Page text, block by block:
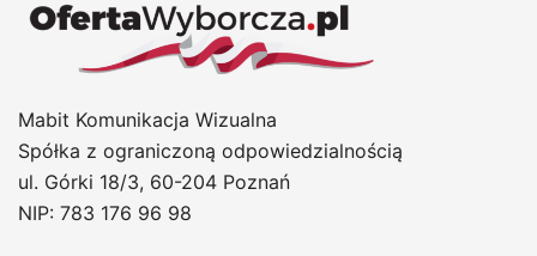
Mabit Komunikacja Wizualna
Spółka z ograniczoną odpowiedzialnością
ul. Górki 18/3, 60-204 Poznań
NIP: 783 176 96 98